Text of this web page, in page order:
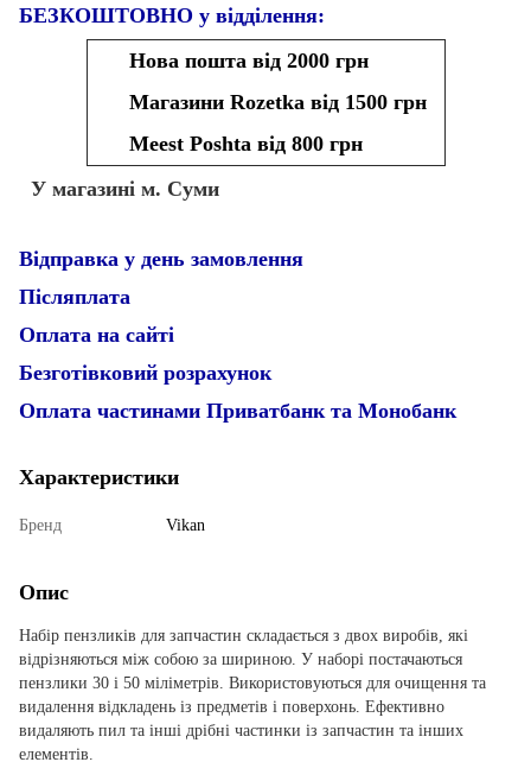
БЕЗКОШТОВНО у відділення:
Нова пошта від 2000 грн
Магазини Rozetka від 1500 грн
Meest Poshta від 800 грн
У магазині м. Суми
Відправка у день замовлення
Післяплата
Оплата на сайті
Безготівковий розрахунок
Оплата частинами Приватбанк та Монобанк
Характеристики
Бренд Vikan
Опис
Набір пензликів для запчастин складається з двох виробів, які
відрізняються між собою за шириною. У наборі постачаються
пензлики 30 і 50 міліметрів. Використовуються для очищення та
видалення відкладень із предметів і поверхонь. Ефективно
видаляють пил та інші дрібні частинки із запчастин та інших
елементів.